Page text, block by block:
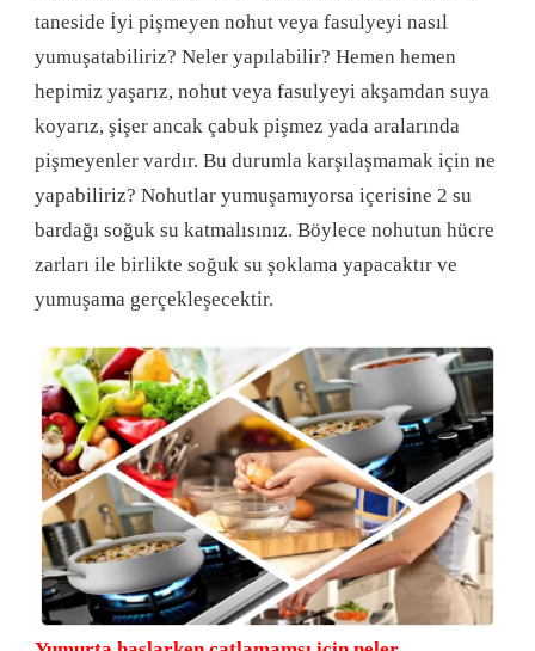
taneside İyi pişmeyen nohut veya fasulyeyi nasıl
yumuşatabiliriz? Neler yapılabilir? Hemen hemen
hepimiz yaşarız, nohut veya fasulyeyi akşamdan suya
koyarız, şişer ancak çabuk pişmez yada aralarında
pişmeyenler vardır. Bu durumla karşılaşmamak için ne
yapabiliriz? Nohutlar yumuşamıyorsa içerisine 2 su
bardağı soğuk su katmalısınız. Böylece nohutun hücre
zarları ile birlikte soğuk su şoklama yapacaktır ve
yumuşama gerçekleşecektir.